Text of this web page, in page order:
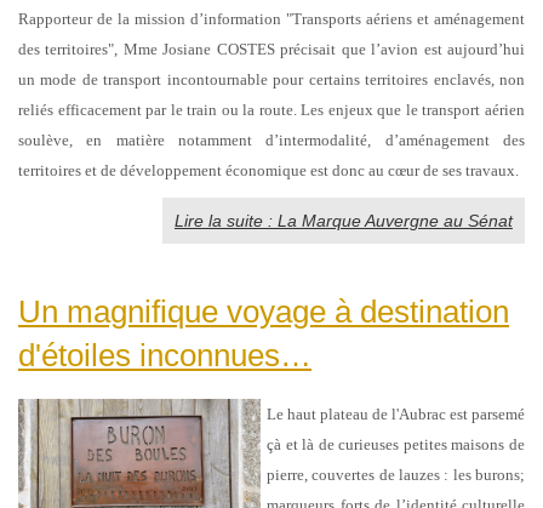
Rapporteur de la mission d’information "Transports aériens et aménagement
des territoires", Mme Josiane COSTES précisait que l’avion est aujourd’hui
un mode de transport incontournable pour certains territoires enclavés, non
reliés efficacement par le train ou la route. Les enjeux que le transport aérien
soulève, en matière notamment d’intermodalité, d’aménagement des
territoires et de développement économique est donc au cœur de ses travaux.
Lire la suite : La Marque Auvergne au Sénat
Un magnifique voyage à destination
d'étoiles inconnues…
Le haut plateau de l'Aubrac est parsemé
çà et là de curieuses petites maisons de
pierre, couvertes de lauzes : les burons;